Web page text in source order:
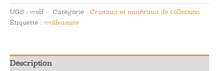
de
Wolframite
Fluorite
UGS : wolf Catégorie : Cristaux et minéraux de collection
Étiquette : wolframite
Description